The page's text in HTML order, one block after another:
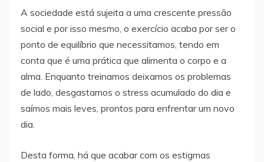
A sociedade está sujeita a uma crescente pressão
social e por isso mesmo, o exercício acaba por ser o
ponto de equilíbrio que necessitamos, tendo em
conta que é uma prática que alimenta o corpo e a
alma. Enquanto treinamos deixamos os problemas
de lado, desgastamos o stress acumulado do dia e
saímos mais leves, prontos para enfrentar um novo
dia.
Desta forma, há que acabar com os estigmas